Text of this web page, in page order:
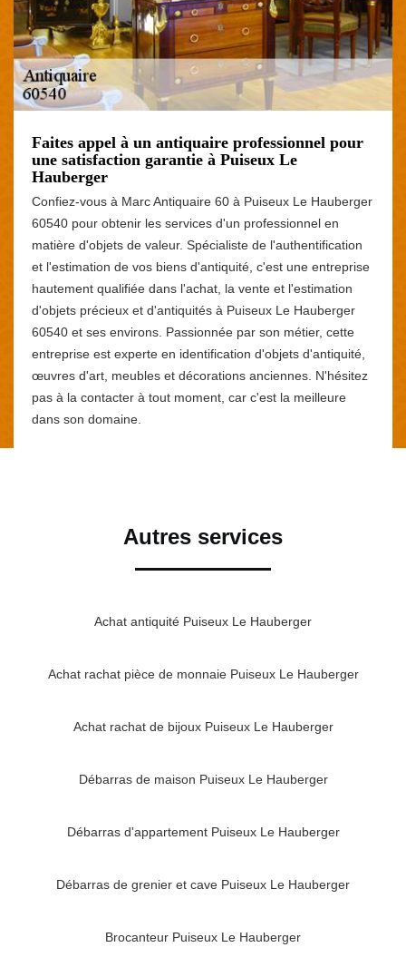
Faites appel à un antiquaire professionnel pour
une satisfaction garantie à Puiseux Le
Hauberger
Confiez-vous à Marc Antiquaire 60 à Puiseux Le Hauberger
60540 pour obtenir les services d'un professionnel en
matière d'objets de valeur. Spécialiste de l'authentification
et l'estimation de vos biens d'antiquité, c'est une entreprise
hautement qualifiée dans l'achat, la vente et l'estimation
d'objets précieux et d'antiquités à Puiseux Le Hauberger
60540 et ses environs. Passionnée par son métier, cette
entreprise est experte en identification d'objets d'antiquité,
œuvres d'art, meubles et décorations anciennes. N'hésitez
pas à la contacter à tout moment, car c'est la meilleure
dans son domaine.
Autres services
Achat antiquité Puiseux Le Hauberger
Achat rachat pièce de monnaie Puiseux Le Hauberger
Achat rachat de bijoux Puiseux Le Hauberger
Débarras de maison Puiseux Le Hauberger
Débarras d'appartement Puiseux Le Hauberger
Débarras de grenier et cave Puiseux Le Hauberger
Brocanteur Puiseux Le Hauberger